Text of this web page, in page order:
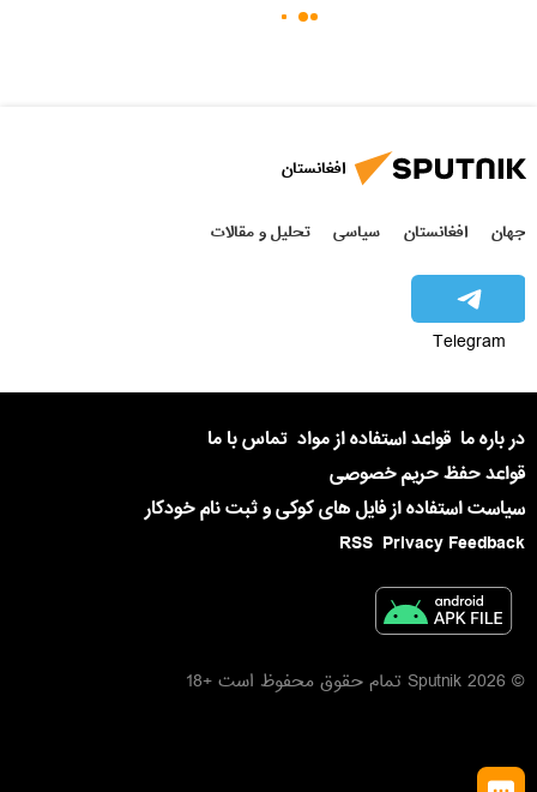
افغانستان
جهان افغانستان سیاسی تحلیل و مقالات
Telegram
در باره ما قواعد استفاده از مواد تماس با ما
قواعد حفظ حریم خصوصی
سیاست استفاده از فایل های کوکی و ثبت نام خودکار
Privacy Feedback
RSS
© 2026 Sputnik تمام حقوق محفوظ است +18